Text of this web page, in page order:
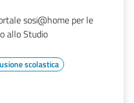
sosi@home per le
allo Studio
scolastica